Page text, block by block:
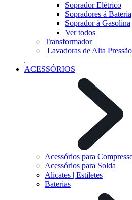
Soprador Elétrico
Sopradores á Bateria
Soprador à Gasolina
Ver todos
Transformador
Lavadoras de Alta Pressão
ACESSÓRIOS
Acessórios para
Acessórios para Solda
Alicates | Estiletes
Baterias